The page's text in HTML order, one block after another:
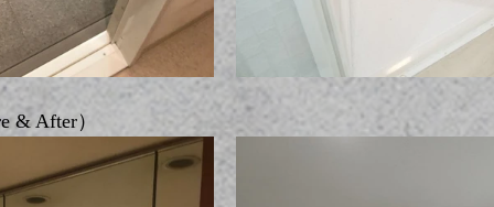
& After）